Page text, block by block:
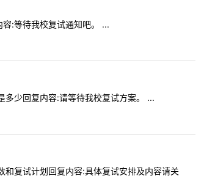
:等待我校复试通知吧。 ...
少回复内容:请等待我校复试方案。 ...
复试计划回复内容:具体复试安排及内容请关